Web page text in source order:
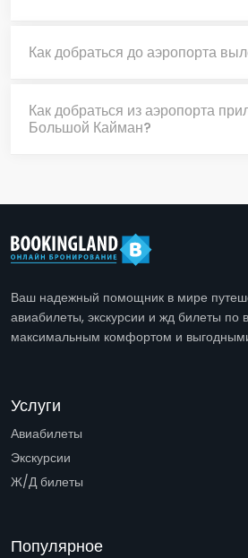
Как добраться до аэропорта
Как добраться из аэропорта
Большой Кайман?
Ваш надежный помощник в мире
авиабилеты, экскурсии и жд билеты по
максимальным комфортом и
Услуги
Авиабилеты
Экскурсии
Ж/Д билеты
Популярное